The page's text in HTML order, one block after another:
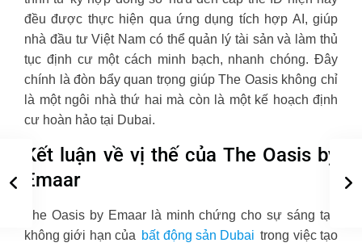
đều được thực hiện qua ứng dụng tích hợp AI, giúp
nhà đầu tư Việt Nam có thể quản lý tài sản và làm thủ
tục định cư một cách minh bạch, nhanh chóng. Đây
chính là đòn bẩy quan trọng giúp The Oasis không chỉ
là một ngôi nhà thứ hai mà còn là một kế hoạch định
cư hoàn hảo tại Dubai.
Kết luận về vị thế của The Oasis by
Emaar
The Oasis by Emaar là minh chứng cho sự sáng tạo
không giới hạn của bất động sản Dubai trong việc tạo